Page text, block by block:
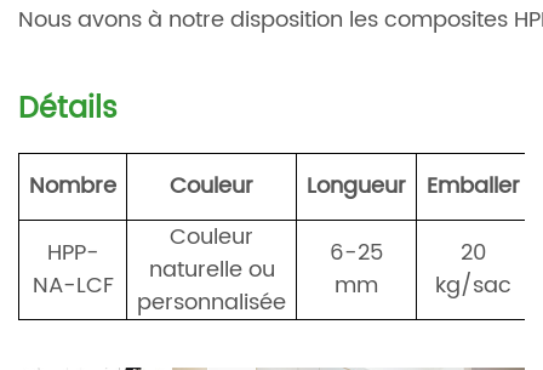
Nous avons à notre disposition les composites
Détails
Nombre Couleur Longueur Emballer
HPP-
NA-LCF
Couleur
naturelle ou
personnalisée
6-25
mm
20
kg/sac